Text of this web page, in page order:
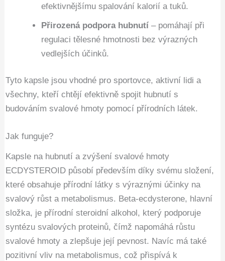
efektivnějšímu spalování kalorií a tuků.
Přirozená podpora hubnutí – pomáhají při
regulaci tělesné hmotnosti bez výrazných
vedlejších účinků.
Tyto kapsle jsou vhodné pro sportovce, aktivní lidi a
všechny, kteří chtějí efektivně spojit hubnutí s
budováním svalové hmoty pomocí přírodních látek.
Jak funguje?
Kapsle na hubnutí a zvýšení svalové hmoty
ECDYSTEROID působí především díky svému složení,
které obsahuje přírodní látky s výraznými účinky na
svalový růst a metabolismus. Beta-ecdysterone, hlavní
složka, je přírodní steroidní alkohol, který podporuje
syntézu svalových proteinů, čímž napomáhá růstu
svalové hmoty a zlepšuje její pevnost. Navíc má také
pozitivní vliv na metabolismus, což přispívá k